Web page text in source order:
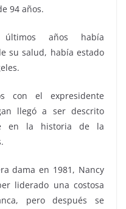
94 años.
años había
su salud, había estado
con el expresidente
llegó a ser descrito
en la historia de la
dama en 1981, Nancy
liderado una costosa
pero después se